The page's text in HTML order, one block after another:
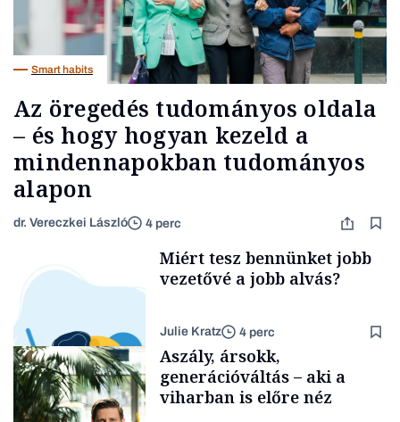
Smart habits
Az öregedés tudományos oldala
– és hogy hogyan kezeld a
mindennapokban tudományos
alapon
dr. Vereczkei László 4 perc
Miért tesz bennünket jobb
vezetővé a jobb alvás?
Julie Kratz 4 perc
Aszály, ársokk,
generációváltás – aki a
viharban is előre néz